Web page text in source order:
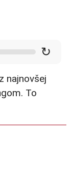
↻
najnovšej
To